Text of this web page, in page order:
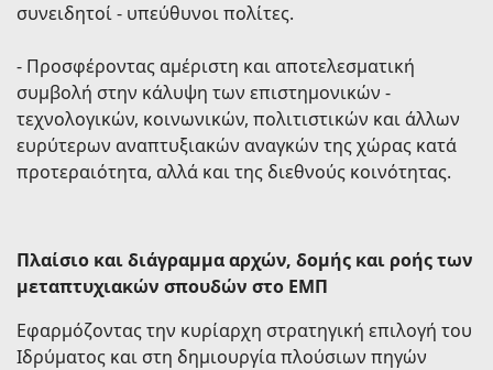
συνειδητοί - υπεύθυνοι πολίτες.
- Προσφέροντας αμέριστη και αποτελεσματική
συμβολή στην κάλυψη των επιστημονικών -
τεχνολογικών, κοινωνικών, πολιτιστικών και άλλων
ευρύτερων αναπτυξιακών αναγκών της χώρας κατά
προτεραιότητα, αλλά και της διεθνούς κοινότητας.
Πλαίσιο και διάγραμμα αρχών, δομής και ροής των
μεταπτυχιακών σπουδών στο ΕΜΠ
Εφαρμόζοντας την κυρίαρχη στρατηγική επιλογή του
Ιδρύματος και στη δημιουργία πλούσιων πηγών